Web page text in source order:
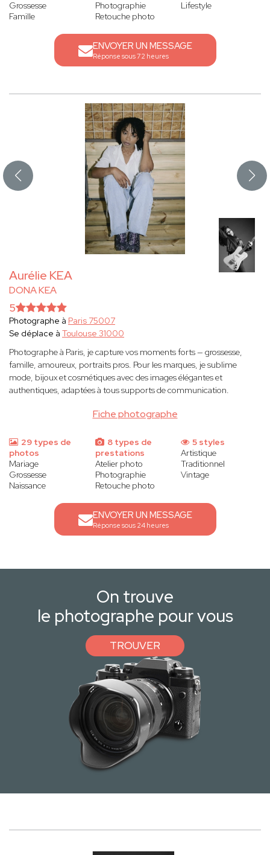
Grossesse
Famille
Photographie
Retouche photo
Lifestyle
ENVOYER UN MESSAGE
Réponse sous 72 heures
Aurélie KEA
DONA KEA
Fiche photographe
5
Photographe à Paris 75007
Se déplace à Toulouse 31000
Photographe à Paris, je capture vos moments forts — grossesse,
famille, amoureux, portraits pros. Pour les marques, je sublime
mode, bijoux et cosmétiques avec des images élégantes et
authentiques, adaptées à tous supports de communication.
29 types de
photos
Mariage
Grossesse
Naissance
8 types de
prestations
Atelier photo
Photographie
Retouche photo
5 styles
Artistique
Traditionnel
Vintage
ENVOYER UN MESSAGE
Réponse sous 24 heures
On trouve
le photographe pour vous
TROUVER